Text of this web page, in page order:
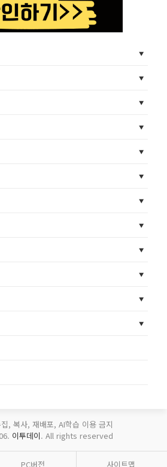
, 복사, 재배포, AI학습 이용 금지
이투데이. All rights reserved
PC버전 사이트맵